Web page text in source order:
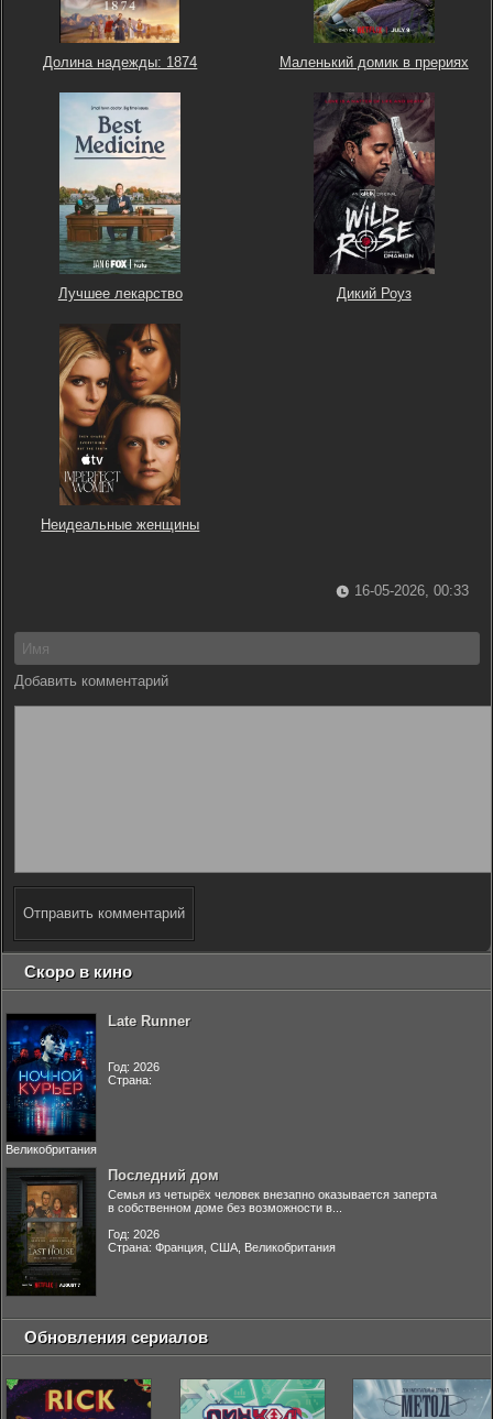
Долина надежды: 1874 Маленький домик в прериях
Лучшее лекарство Дикий Роуз
Неидеальные женщины
16-05-2026, 00:33
Добавить комментарий
Отправить комментарий
Скоро в кино
Late Runner
Год: 2026
Страна:
Великобритания
Последний дом
Семья из четырёх человек внезапно оказывается заперта
в собственном доме без возможности в...
Год: 2026
Страна: Франция, США, Великобритания
Обновления сериалов